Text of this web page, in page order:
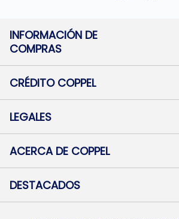
INFORMACIÓN DE
COMPRAS
Términos y condiciones
Botón de arrepentimiento
Mapa de sitio
CRÉDITO COPPEL
Solicitar Crédito
Medios de Pago
Pago Fácil Online
LEGALES
Baja contratos
Defensa al consumidor CABA
ACERCA DE COPPEL
Trabajá con Nosotros
Preguntas Frecuentes
DESTACADOS